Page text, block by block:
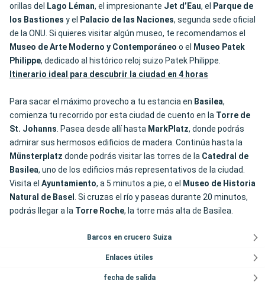
orillas del
Lago Léman, el impresionante Jet d’Eau, el Parque de
los Bastiones y el Palacio de las Naciones, segunda sede oficial
de la ONU. Si quieres visitar algún museo, te recomendamos el
Museo de Arte Moderno y Contemporáneo o el
Museo Patek
Philippe, dedicado al histórico reloj suizo Patek Philippe.
Itinerario ideal para descubrir la ciudad en 4 horas
Para sacar el máximo provecho a tu estancia en Basilea,
comienza tu recorrido por esta ciudad de cuento en la Torre de
St. Johanns. Pasea desde allí hasta MarkPlatz, donde podrás
admirar sus hermosos edificios de madera. Continúa hasta la
Münsterplatz donde podrás visitar las torres de la Catedral de
Basilea, uno de los edificios más representativos de la ciudad.
Visita el Ayuntamiento, a 5 minutos a pie, o el
Museo de Historia
Natural de Basel . Si cruzas el río y paseas durante 20 minutos,
podrás llegar a la Torre Roche, la torre más alta de Basilea.
Barcos en crucero Suiza
Enlaces útiles
fecha de salida